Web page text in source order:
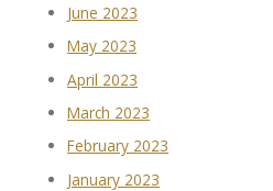
June 2023
May 2023
April 2023
March 2023
February 2023
January 2023